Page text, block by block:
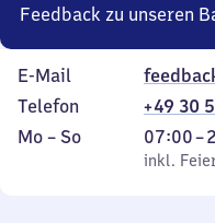
Feedback zu unseren
E-Mail
Telefon
+49 30
Montag
Mo – So,
inkl. Feiertage
07:00–
Von
7
inkl.